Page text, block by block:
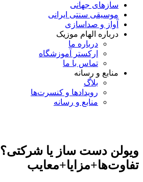
سازهای جهانی
موسیقی سنتی ایرانی
آواز و صداسازی
درباره الهام موزیک
درباره ما
ارکستر آموزشگاه
تماس با ما
منابع و رسانه
بلاگ
رویدادها و کنسرت‌ها
منابع و رسانه
ویولن دست ساز یا شرکتی؟
تفاوت‌ها+مزایا+معایب